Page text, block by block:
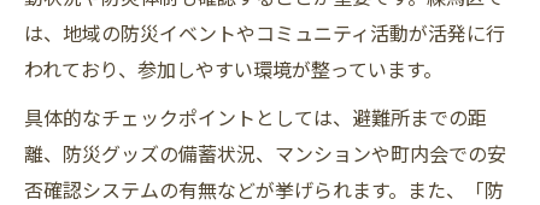
は、地域の防災イベントやコミュニティ活動が活発に行
われており、参加しやすい環境が整っています。
具体的なチェックポイントとしては、避難所までの距
離、防災グッズの備蓄状況、マンションや町内会での安
否確認システムの有無などが挙げられます。また、「防